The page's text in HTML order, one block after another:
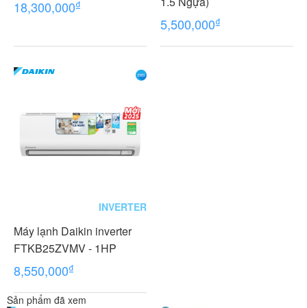
18,300,000₫
5,500,000₫
INVERTER
Máy lạnh Daikin inverter
FTKB25ZVMV - 1HP
8,550,000₫
Sản phẩm đã xem